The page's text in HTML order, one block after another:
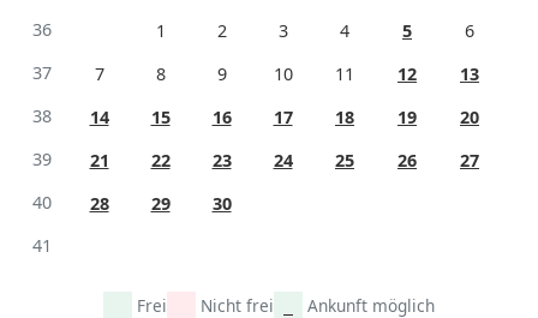
36
1 2 3 4 5
6
37
7 8 9 10 11 12
13
38
14 15 16 17 18 19
20
39
21 22 23 24 25 26
27
40
28 29
30
41
Frei Nicht frei Ankunft möglich